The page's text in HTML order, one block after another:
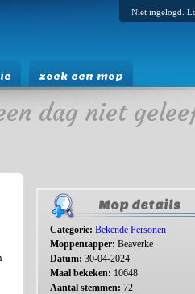
Niet ingelogd.
zoek een mop
dag niet
Mop details
Categorie: Bekende Personen
Moppentapper: Beaverke
Datum: 30-04-2024
Maal bekeken: 10648
Aantal stemmen: 72